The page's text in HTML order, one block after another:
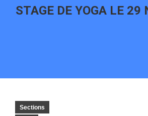
STAGE DE YOGA LE 29
Sections